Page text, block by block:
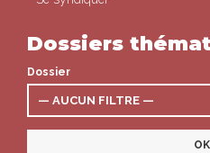
Dossiers
Dossier